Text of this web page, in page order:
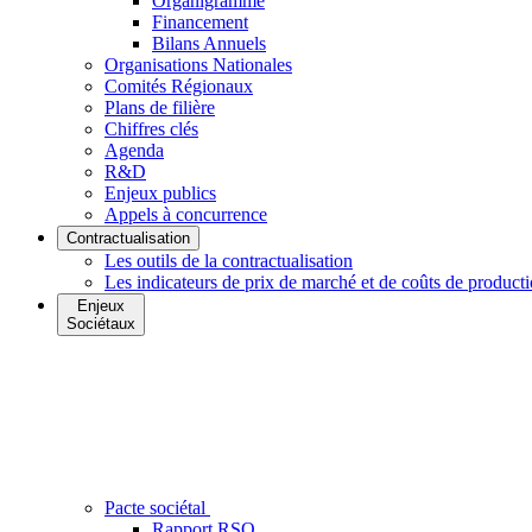
Financement
Bilans Annuels
Organisations Nationales
Comités Régionaux
Plans de filière
Chiffres clés
Agenda
R&D
Enjeux publics
Appels à concurrence
Contractualisation
Les outils de la contractualisation
Les indicateurs de prix de marché et de coûts de
Enjeux
Sociétaux
Pacte sociétal